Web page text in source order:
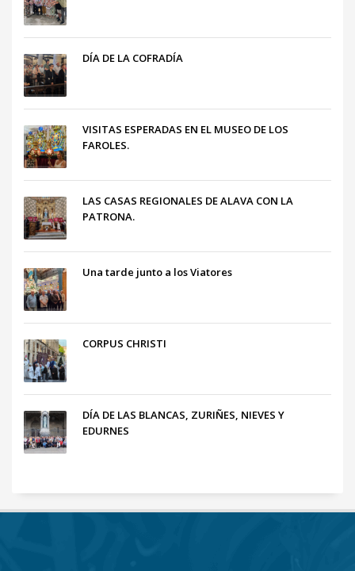
DÍA DE LA COFRADÍA
VISITAS ESPERADAS EN EL MUSEO DE LOS
FAROLES.
LAS CASAS REGIONALES DE ALAVA CON LA
PATRONA.
Una tarde junto a los Viatores
CORPUS CHRISTI
DÍA DE LAS BLANCAS, ZURIÑES, NIEVES Y
EDURNES